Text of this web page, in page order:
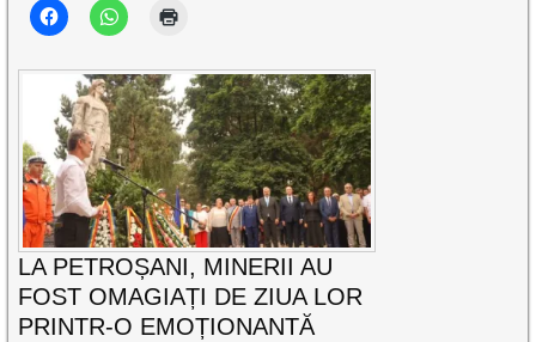
LA PETROȘANI, MINERII AU
FOST OMAGIAȚI DE ZIUA LOR
PRINTR-O EMOȚIONANTĂ